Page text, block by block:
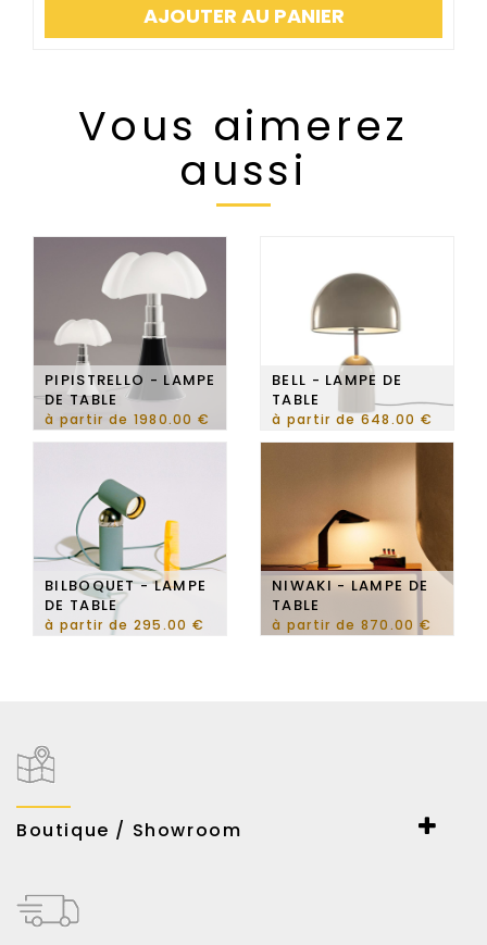
AJOUTER AU PANIER
Vous aimerez
aussi
PIPISTRELLO - LAMPE
DE TABLE
à partir de 1980.00 €
BELL - LAMPE DE
TABLE
à partir de 648.00 €
BILBOQUET - LAMPE
DE TABLE
à partir de 295.00 €
NIWAKI - LAMPE DE
TABLE
à partir de 870.00 €
Boutique / Showroom
75008 Paris
Du lundi au samedi